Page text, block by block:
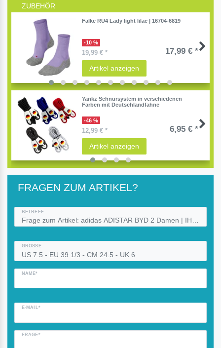
ZUBEHÖR
Falke RU4 Lady light lilac | 16704-6819
-10 %
19,99 €* 17,99 € *
Artikel anzeigen
Yankz Schnürsystem in verschiedenen
Farben mit Deutschlandfahne
-46 %
12,99 €* 6,95 € *
Artikel anzeigen
FRAGEN ZUM ARTIKEL?
BETREFF
GRÖSSE
NAME*
E-MAIL*
FRAGE*